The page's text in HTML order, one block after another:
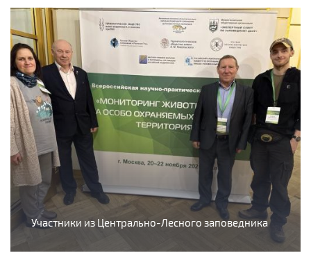
Участники из Центрально-Лесного заповедника